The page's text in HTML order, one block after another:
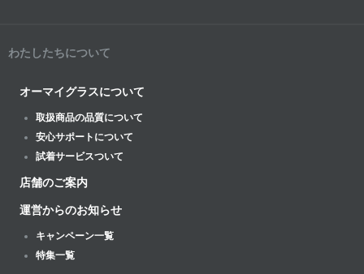
わたしたちについて
オーマイグラスについて
取扱商品の品質について
安心サポートについて
試着サービスついて
店舗のご案内
運営からのお知らせ
キャンペーン一覧
特集一覧